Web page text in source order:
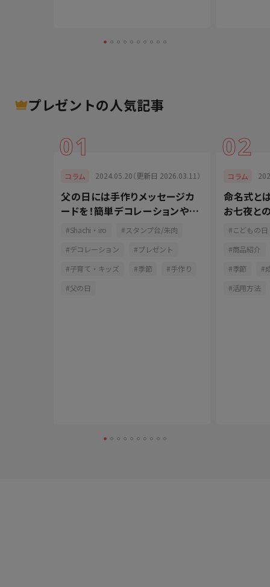
プレゼントの人気記事
01
コラム 2024.05.20（更新日 2026.03.11）
父の日には手作りメッセージカ
ードを！簡単デコレーションや喜
ばれる書き方を紹介
Shachi・iro
スタンプ台/朱肉
デコレーション
プレゼント
子育て・キッズ
季節
手作り
父の日
02
コラム
命名式と
お七夜と
方を紹介
こどもの日
商品紹介
季節
活用方法